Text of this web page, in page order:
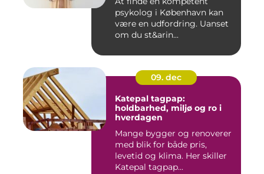
psykolog i København kan
være en udfordring. Uanset
om du st&arin...
09. dec
Katepal tagpap:
holdbarhed, miljø og ro i
hverdagen
Mange bygger og renoverer
med blik for både pris,
levetid og klima. Her skiller
Katepal tagpap...